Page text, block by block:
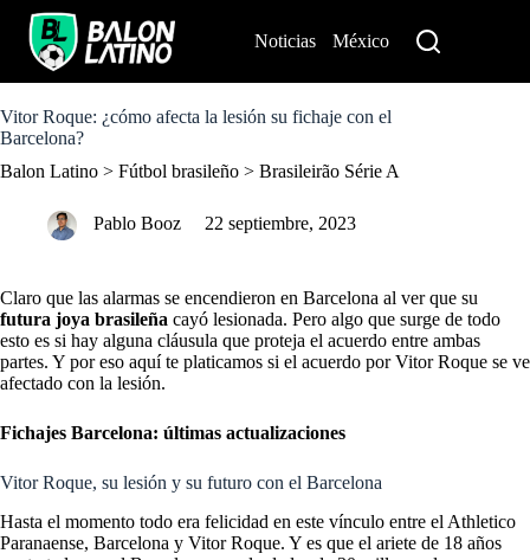
o
c
n
Noticias México
Vitor Roque: ¿cómo afecta la lesión su fichaje con el
Barcelona?
Balon Latino > Fútbol brasileño > Brasileirão Série A
Pablo Booz 22 septiembre, 2023
Claro que las alarmas se encendieron en Barcelona al ver que su
futura joya brasileña cayó lesionada. Pero algo que surge de todo
esto es si hay alguna cláusula que proteja el acuerdo entre ambas
partes. Y por eso aquí te platicamos si el acuerdo por Vitor Roque se ve
afectado con la lesión.
Fichajes Barcelona: últimas actualizaciones
Vitor Roque, su lesión y su futuro con el Barcelona
Hasta el momento todo era felicidad en este vínculo entre el Athletico
Paranaense, Barcelona y Vitor Roque. Y es que el ariete de 18 años